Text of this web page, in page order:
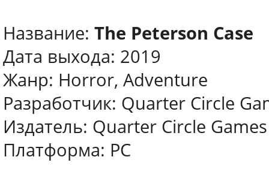
Название: The Peterson Case
Дата выхода: 2019
Жанр: Horror, Adventure
Разработчик: Quarter Circle
Издатель: Quarter Circle Games
Платформа: PC